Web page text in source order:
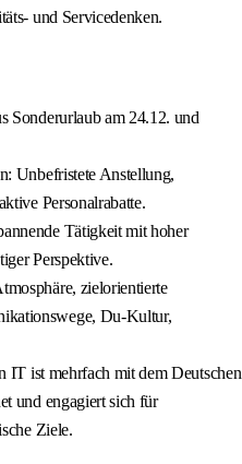
und Servicedenken.
Sonderurlaub am 24.12. und
Unbefristete Anstellung,
Personalrabatte.
Tätigkeit mit hoher
Perspektive.
zielorientierte
Du‑Kultur,
IT ist mehrfach mit dem Deutschen
und engagiert sich für
Ziele.